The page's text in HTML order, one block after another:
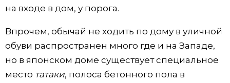
на входе в дом, у порога.
Впрочем, обычай не ходить по дому в уличной
обуви распространен много где и на Западе,
но в японском доме существует специальное
место татаки, полоса бетонного пола в